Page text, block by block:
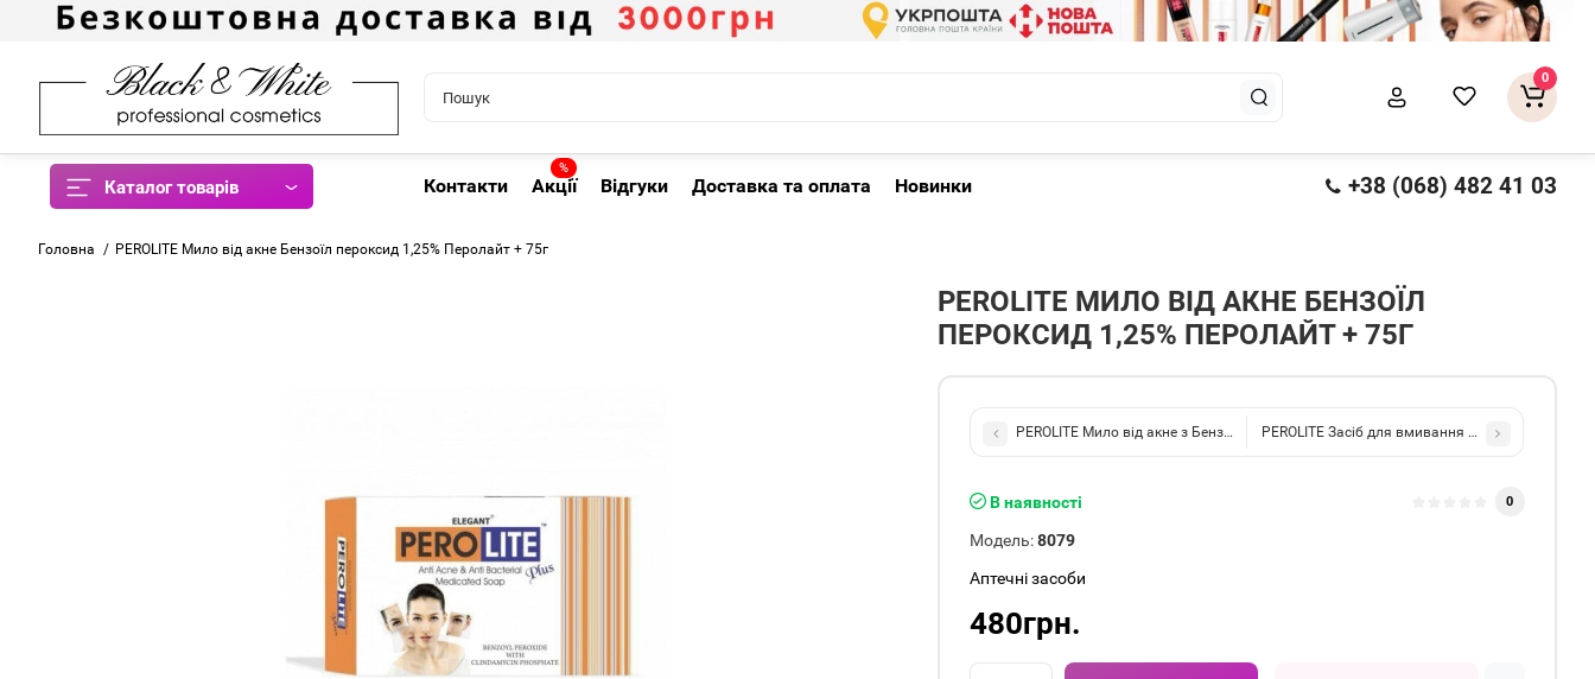
0
Каталог товарів Контакти
%
Акції Відгуки Доставка та оплата Новинки +38 (068) 482 41 03
Головна PEROLITE Мило від акне Бензоїл пероксид 1,25% Перолайт + 75г
PEROLITE МИЛО ВІД АКНЕ БЕНЗОЇЛ
ПЕРОКСИД 1,25% ПЕРОЛАЙТ + 75Г
PEROLITE Мило від акне з Бензоїл пероксидом 2,5% 75гPEROLITE Засіб для вмивання Перолайт 2%
В наявності 0
Модель: 8079
Аптечні засоби
480грн.